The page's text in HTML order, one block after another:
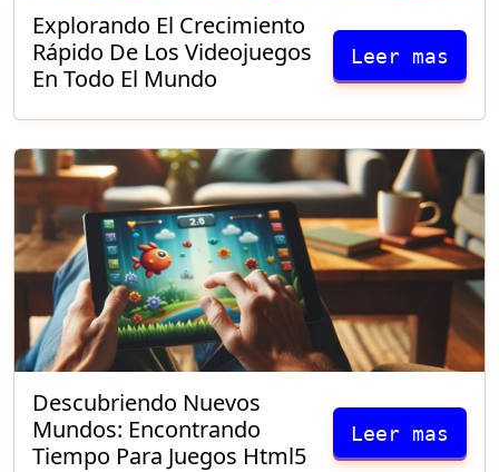
Explorando El Crecimiento
Rápido De Los Videojuegos
En Todo El Mundo
Leer mas
Descubriendo Nuevos
Mundos: Encontrando
Tiempo Para Juegos Html5
Leer mas